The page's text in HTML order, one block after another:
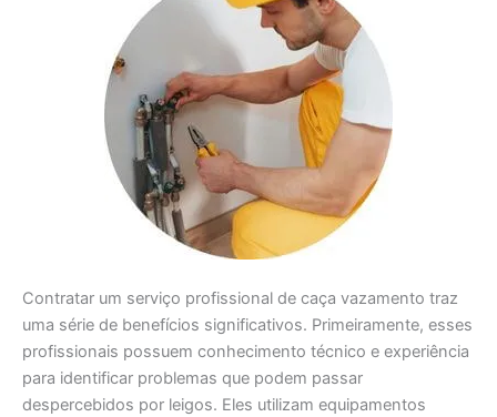
Contratar um serviço profissional de caça vazamento traz
uma série de benefícios significativos. Primeiramente, esses
profissionais possuem conhecimento técnico e experiência
para identificar problemas que podem passar
despercebidos por leigos. Eles utilizam equipamentos